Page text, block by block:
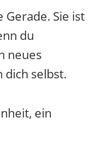
Sie ist
du
neues
dich selbst.
ein